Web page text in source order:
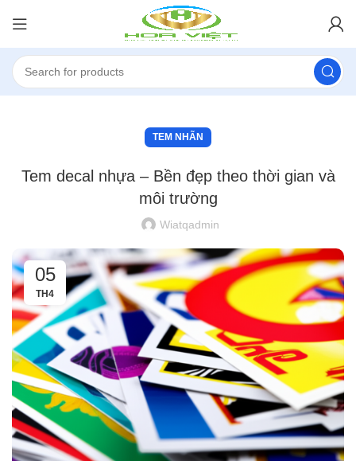
TEM NHÃN
Tem decal nhựa – Bền đẹp theo thời gian và
môi trường
Wiatqadmin
05
TH4